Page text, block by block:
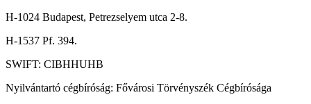
H-1024 Budapest, Petrezselyem utca 2-8.
H-1537 Pf. 394.
SWIFT: CIBHHUHB
Nyilvántartó cégbíróság: Fővárosi Törvényszék Cégbírósága